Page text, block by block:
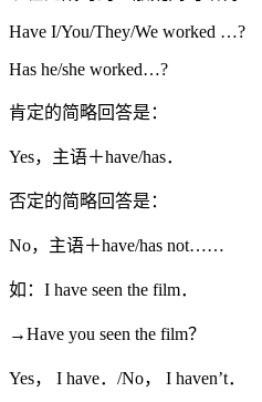
Have I/You/They/We worked …?
Has he/she worked…?
肯定的简略回答是：
Yes，主语＋have/has．
否定的简略回答是：
No，主语＋have/has not……
如：I have seen the film．
→Have you seen the film？
Yes， I have．/No， I haven’t．